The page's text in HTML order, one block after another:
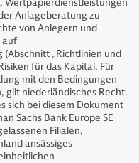
Wertpapierdienstleistungen
Anlageberatung zu
von Anlegern und
auf
(Abschnitt „Richtlinien und
für das Kapital. Für
mit den Bedingungen
gilt niederländisches Recht.
sich bei diesem Dokument
Sachs Bank Europe SE
Filialen,
ansässiges